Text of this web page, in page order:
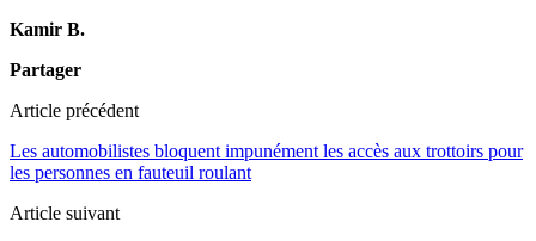
Kamir B.
Partager
Article précédent
Les automobilistes bloquent impunément les accès aux trottoirs pour
les personnes en fauteuil roulant
Article suivant